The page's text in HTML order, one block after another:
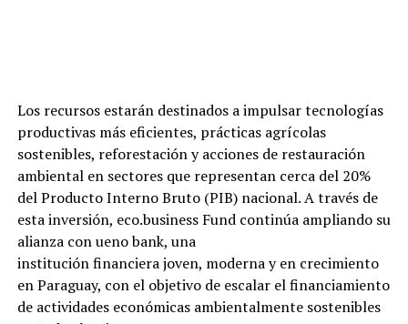
Los recursos estarán destinados a impulsar tecnologías
productivas más eficientes, prácticas agrícolas
sostenibles, reforestación y acciones de restauración
ambiental en sectores que representan cerca del 20%
del Producto Interno Bruto (PIB) nacional. A través de
esta inversión, eco.business Fund continúa ampliando su
alianza con ueno bank, una
institución financiera joven, moderna y en crecimiento
en Paraguay, con el objetivo de escalar el financiamiento
de actividades económicas ambientalmente sostenibles